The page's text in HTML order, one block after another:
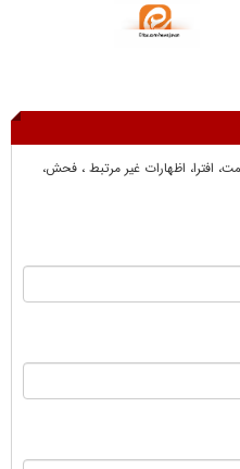
افترا، اظهارات غير مرتبط ، فحش،